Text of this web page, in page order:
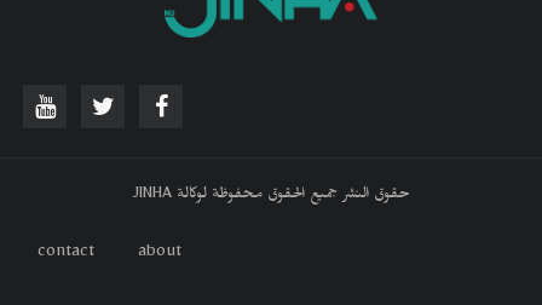
حقوق النشر جميع الحقوق محفوظة لوكالة JINHA
about
contact